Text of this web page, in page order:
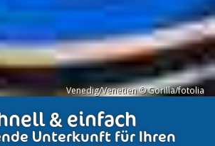
Venedig/Venetien © Gorilla/fotolia
& einfach
Unterkunft für Ihren